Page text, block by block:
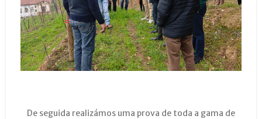
De seguida realizámos uma prova de toda a gama de